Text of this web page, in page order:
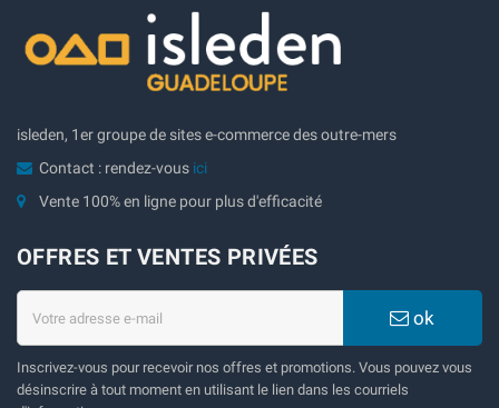
isleden, 1er groupe de sites e-commerce des outre-mers
Contact : rendez-vous ici
Vente 100% en ligne pour plus d'efficacité
OFFRES ET VENTES PRIVÉES
ok
Inscrivez-vous pour recevoir nos offres et promotions. Vous pouvez vous
désinscrire à tout moment en utilisant le lien dans les courriels